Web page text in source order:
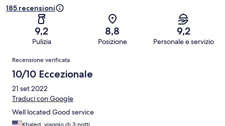
185 recensioni
9,2
Pulizia
8,8
Posizione
9,2
Personale e servizio
Recensioni
Recensione verificata
10/10 Eccezionale
21 set 2022
Traduci con Google
Well located Good service
Khaled, viaggio di 3 notti